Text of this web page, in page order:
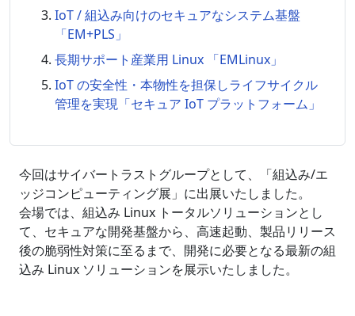
IoT / 組込み向けのセキュアなシステム基盤
「EM+PLS」
長期サポート産業用 Linux 「EMLinux」
IoT の安全性・本物性を担保しライフサイクル
管理を実現「セキュア IoT プラットフォーム」
今回はサイバートラストグループとして、「組込み/エ
ッジコンピューティング展」に出展いたしました。
会場では、組込み Linux トータルソリューションとし
て、セキュアな開発基盤から、高速起動、製品リリース
後の脆弱性対策に至るまで、開発に必要となる最新の組
込み Linux ソリューションを展示いたしました。